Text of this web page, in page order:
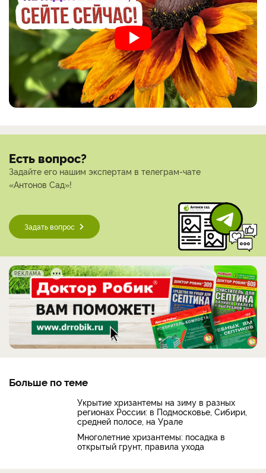
Есть вопрос?
Задайте его нашим экспертам в телеграм-чате
«Антонов Сад»!
Задать вопрос
РЕКЛАМА
Больше по теме
Укрытие хризантемы на зиму в разных
регионах России: в Подмосковье, Сибири,
средней полосе, на Урале
Многолетние хризантемы: посадка в
открытый грунт, правила ухода